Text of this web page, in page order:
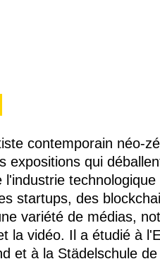
contemporain néo-
expositions qui
l'industrie
startups, des
variété de médias,
la vidéo. Il a étudié à
et à la Städelschule